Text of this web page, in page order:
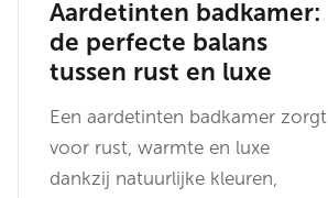
Aardetinten badkamer:
de perfecte balans
tussen rust en luxe
Een aardetinten badkamer zorgt
voor rust, warmte en luxe
dankzij natuurlijke kleuren,